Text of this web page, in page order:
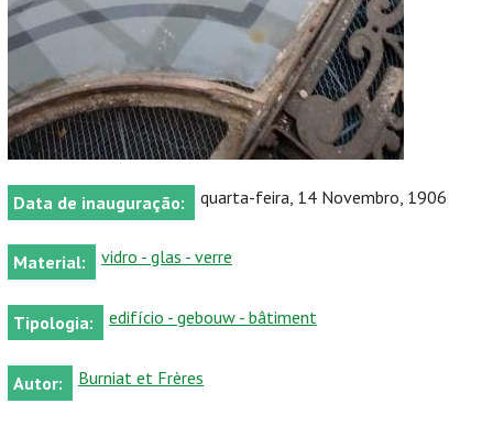
Data de inauguração: quarta-feira, 14 Novembro, 1906
Material: vidro - glas - verre
Tipologia: edifício - gebouw - bâtiment
Autor: Burniat et Frères